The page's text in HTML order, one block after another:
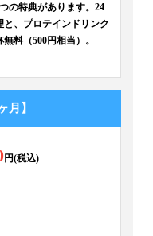
の特典があります。24
と、プロテインドリンク
料（500円相当）。
月】
円(税込)